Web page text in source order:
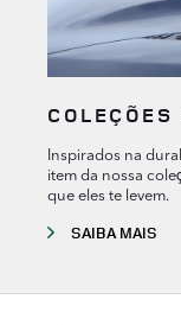
COLEÇÕES
Inspirados na
item da nossa
que eles te levem.
SAIBA MAIS